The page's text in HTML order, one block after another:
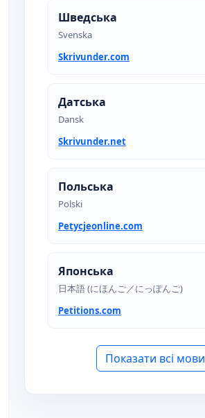
Шведська
Svenska
Skrivunder.com
Датська
Dansk
Skrivunder.net
Польська
Polski
Petycjeonline.com
Японська
日本語 (にほんご／にっぽんご)
Petitions.com
Показати всі мови